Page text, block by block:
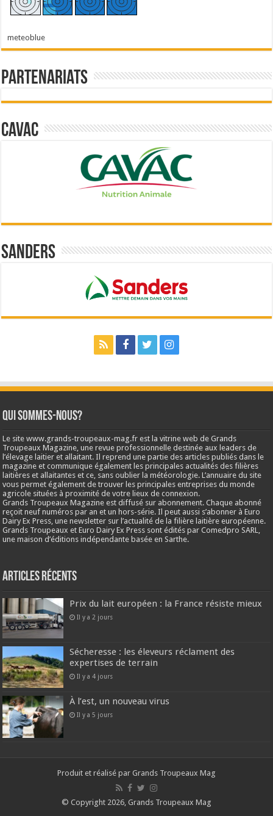
meteoblue
Partenariats
Cavac
Sanders
Qui sommes-nous?
Le site www.grands-troupeaux-mag.fr est la vitrine web de Grands
Troupeaux Magazine, une revue professionnelle destinée aux leaders de
l’élevage laitier et allaitant. Il reprend une partie des articles publiés dans le
magazine et communique également les principales actualités des filières
laitières et allaitantes et ce, sans oublier la météorologie. L’annuaire du site
vous permet également de trouver les principales entreprises du monde
agricole situées à proximité de votre lieux de connexion.
Grands Troupeaux Magazine est diffusé sur abonnement. Chaque abonné
reçoit neuf numéros par an et un hors-série. Il peut aussi s’abonner à Euro
Dairy Ex Press, une newsletter sur l’actualité de la filière laitière européenne.
Grands Troupeaux et Euro Dairy Ex Press sont édités par Comedpro SARL,
une maison d’éditions indépendante basée en Sarthe.
Articles récents
Prix du lait européen : la France résiste mieux
Il y a 2 jours
Sécheresse : les éleveurs réclament des
expertises de terrain
Il y a 4 jours
À l’est, un nouveau virus
Il y a 5 jours
Produit et réalisé par Grands Troupeaux Mag
© Copyright 2026, Grands Troupeaux Mag